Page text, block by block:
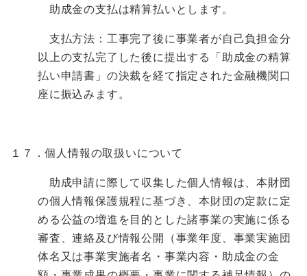
助成金の支払は精算払いとします。
支払方法：工事完了後に事業者が自己負担金分
以上の支払完了した後に提出する「助成金の精算
払い申請書」の決裁を経て指定された金融機関口
座に振込みます。
１７．個人情報の取扱いについて
助成申請に際して収集した個人情報は、本財団
の個人情報保護規程に基づき、本財団の定款に定
める公益の増進を目的とした諸事業の実施に係る
審査、連絡及び情報公開（事業年度、事業実施団
体名又は事業実施者名・事業内容・助成金の金